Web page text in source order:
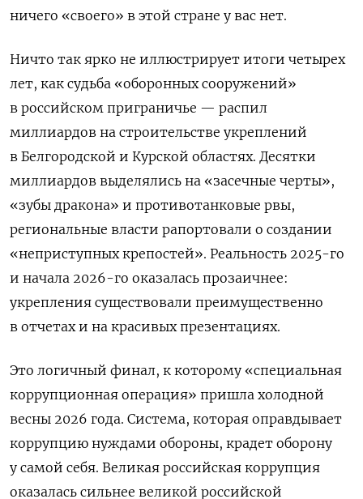
ничего «своего» в этой стране у вас нет.
Ничто так ярко не иллюстрирует итоги четырех
лет, как судьба «оборонных сооружений»
в российском приграничье — распил
миллиардов на строительстве укреплений
в Белгородской и Курской областях. Десятки
миллиардов выделялись на «засечные черты»,
«зубы дракона» и противотанковые рвы,
региональные власти рапортовали о создании
«неприступных крепостей». Реальность 2025-го
и начала 2026-го оказалась прозаичнее:
укрепления существовали преимущественно
в отчетах и на красивых презентациях.
Это логичный финал, к которому «специальная
коррупционная операция» пришла холодной
весны 2026 года. Система, которая оправдывает
коррупцию нуждами обороны, крадет оборону
у самой себя. Великая российская коррупция
оказалась сильнее великой российской